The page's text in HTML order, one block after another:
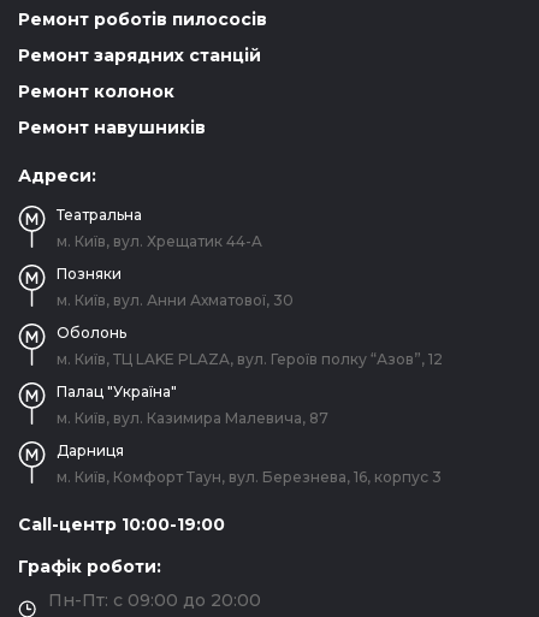
Ремонт роботів пилососів
Ремонт зарядних станцій
Ремонт колонок
Ремонт навушників
Адреси:
Театральна
м. Київ, вул. Хрещатик 44-A
Позняки
м. Київ, вул. Анни Ахматової, 30
Оболонь
м. Київ, ТЦ LAKE PLAZA, вул. Героїв полку “Азов”, 12
Палац "Україна"
м. Київ, вул. Казимира Малевича, 87
Дарниця
м. Київ, Комфорт Таун, вул. Березнева, 16, корпус 3
Call-центр 10:00-19:00
Графік роботи:
Пн-Пт: с 09:00 до 20:00